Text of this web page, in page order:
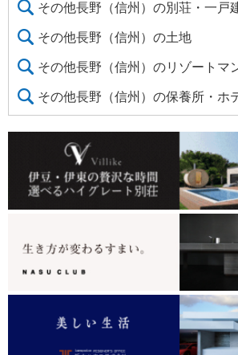
その他長野（信州）の別荘・一戸
その他長野（信州）の土地
その他長野（信州）のリゾートマ
その他長野（信州）の保養所・ホ